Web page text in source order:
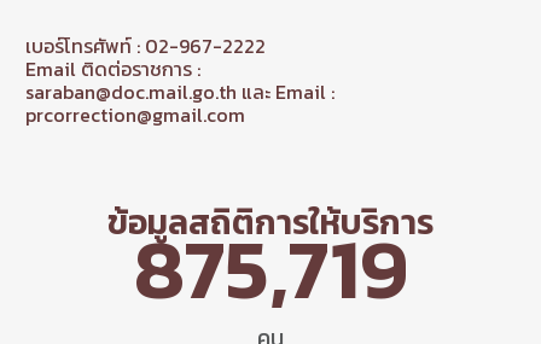
เบอร์โทรศัพท์ : 02-967-2222
Email ติดต่อราชการ :
saraban@doc.mail.go.th และ Email :
prcorrection@gmail.com
ข้อมูลสถิติการให้บริการ
875,719